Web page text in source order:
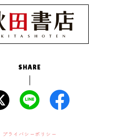
SHARE
プライバシーポリシー